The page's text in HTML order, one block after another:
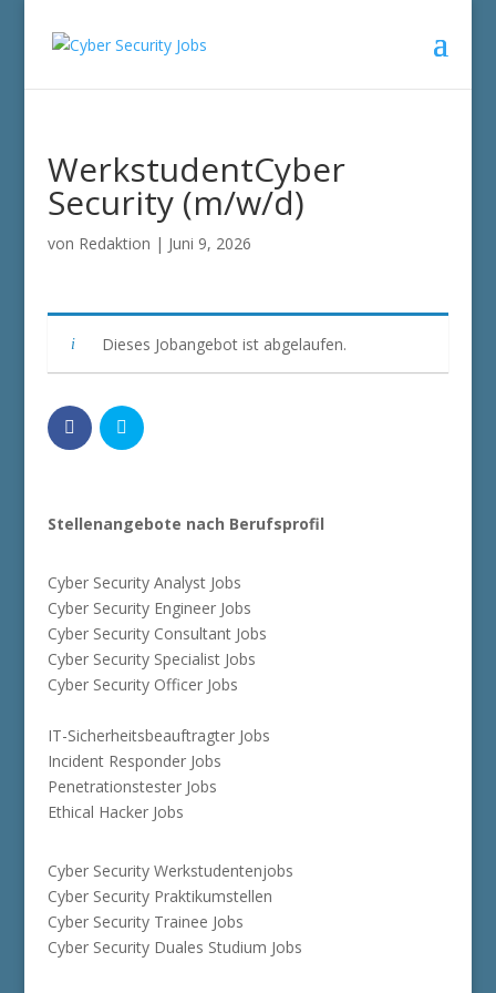
WerkstudentCyber
Security (m/w/d)
von Redaktion | Juni 9, 2026
Dieses Jobangebot ist abgelaufen.
Stellenangebote nach Berufsprofil
Cyber Security Analyst Jobs
Cyber Security Engineer Jobs
Cyber Security Consultant Jobs
Cyber Security Specialist Jobs
Cyber Security Officer Jobs
IT-Sicherheitsbeauftragter Jobs
Incident Responder Jobs
Penetrationstester Jobs
Ethical Hacker Jobs
Cyber Security Werkstudentenjobs
Cyber Security Praktikumstellen
Cyber Security Trainee Jobs
Cyber Security Duales Studium Jobs